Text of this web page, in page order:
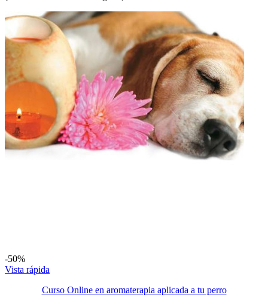
-50%
Vista rápida
Curso Online en aromaterapia aplicada a tu perro